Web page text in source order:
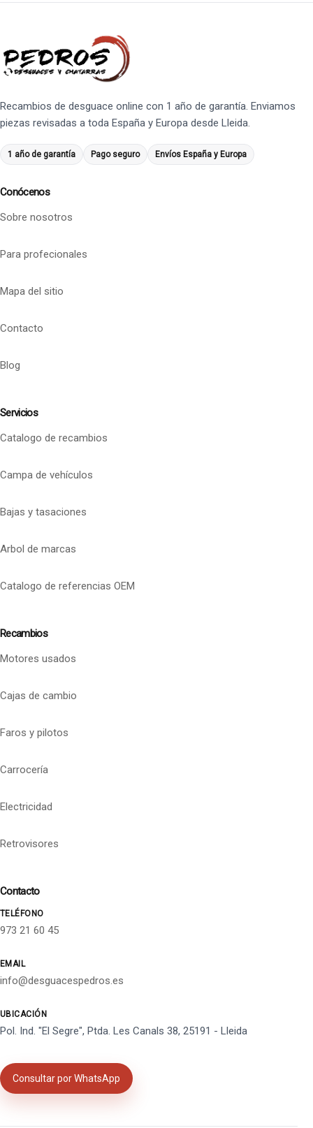
Recambios de desguace online con 1 año de garantía. Enviamos
piezas revisadas a toda España y Europa desde Lleida.
1 año de garantía Pago seguro Envíos España y Europa
Conócenos
Sobre nosotros
Para profecionales
Mapa del sitio
Contacto
Blog
Servicios
Catalogo de recambios
Campa de vehículos
Bajas y tasaciones
Arbol de marcas
Catalogo de referencias OEM
Recambios
Motores usados
Cajas de cambio
Faros y pilotos
Carrocería
Electricidad
Retrovisores
Contacto
TELÉFONO
973 21 60 45
EMAIL
info@desguacespedros.es
UBICACIÓN
Pol. Ind. "El Segre", Ptda. Les Canals 38, 25191 - Lleida
Consultar por WhatsApp